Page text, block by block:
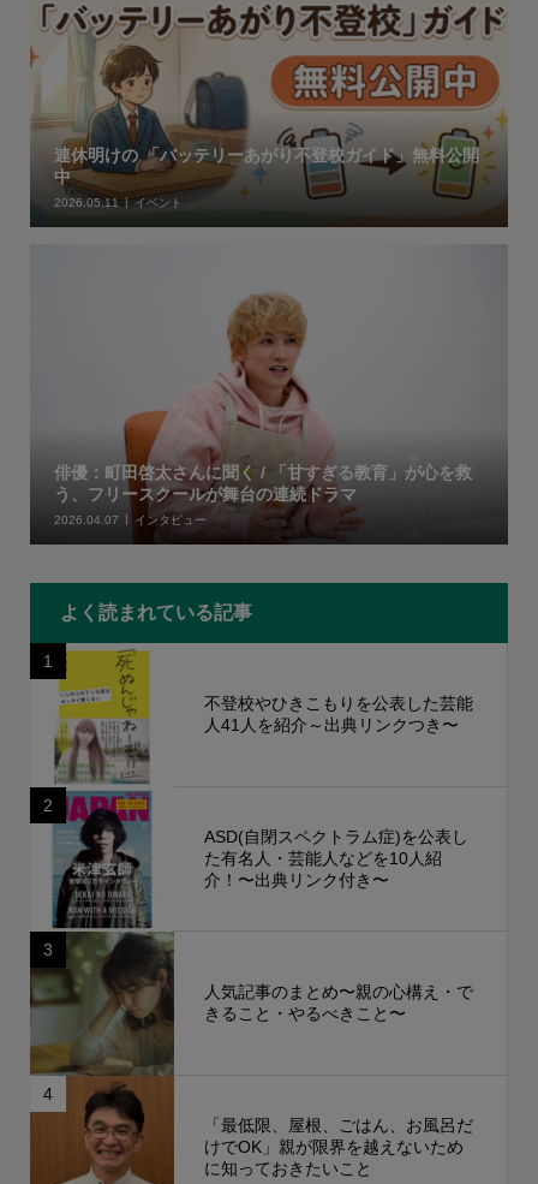
連休明けの 「バッテリーあがり不登校ガイド」無料公開
中
2026.05.11 イベント
俳優：町田啓太さんに聞く / 「甘すぎる教育」が心を救
う、フリースクールが舞台の連続ドラマ
2026.04.07 インタビュー
よく読まれている記事
1
不登校やひきこもりを公表した芸能
人41人を紹介～出典リンクつき〜
2
ASD(自閉スペクトラム症)を公表し
た有名人・芸能人などを10人紹
介！〜出典リンク付き〜
3
人気記事のまとめ〜親の心構え・で
きること・やるべきこと〜
4
「最低限、屋根、ごはん、お風呂だ
けでOK」親が限界を越えないため
に知っておきたいこと